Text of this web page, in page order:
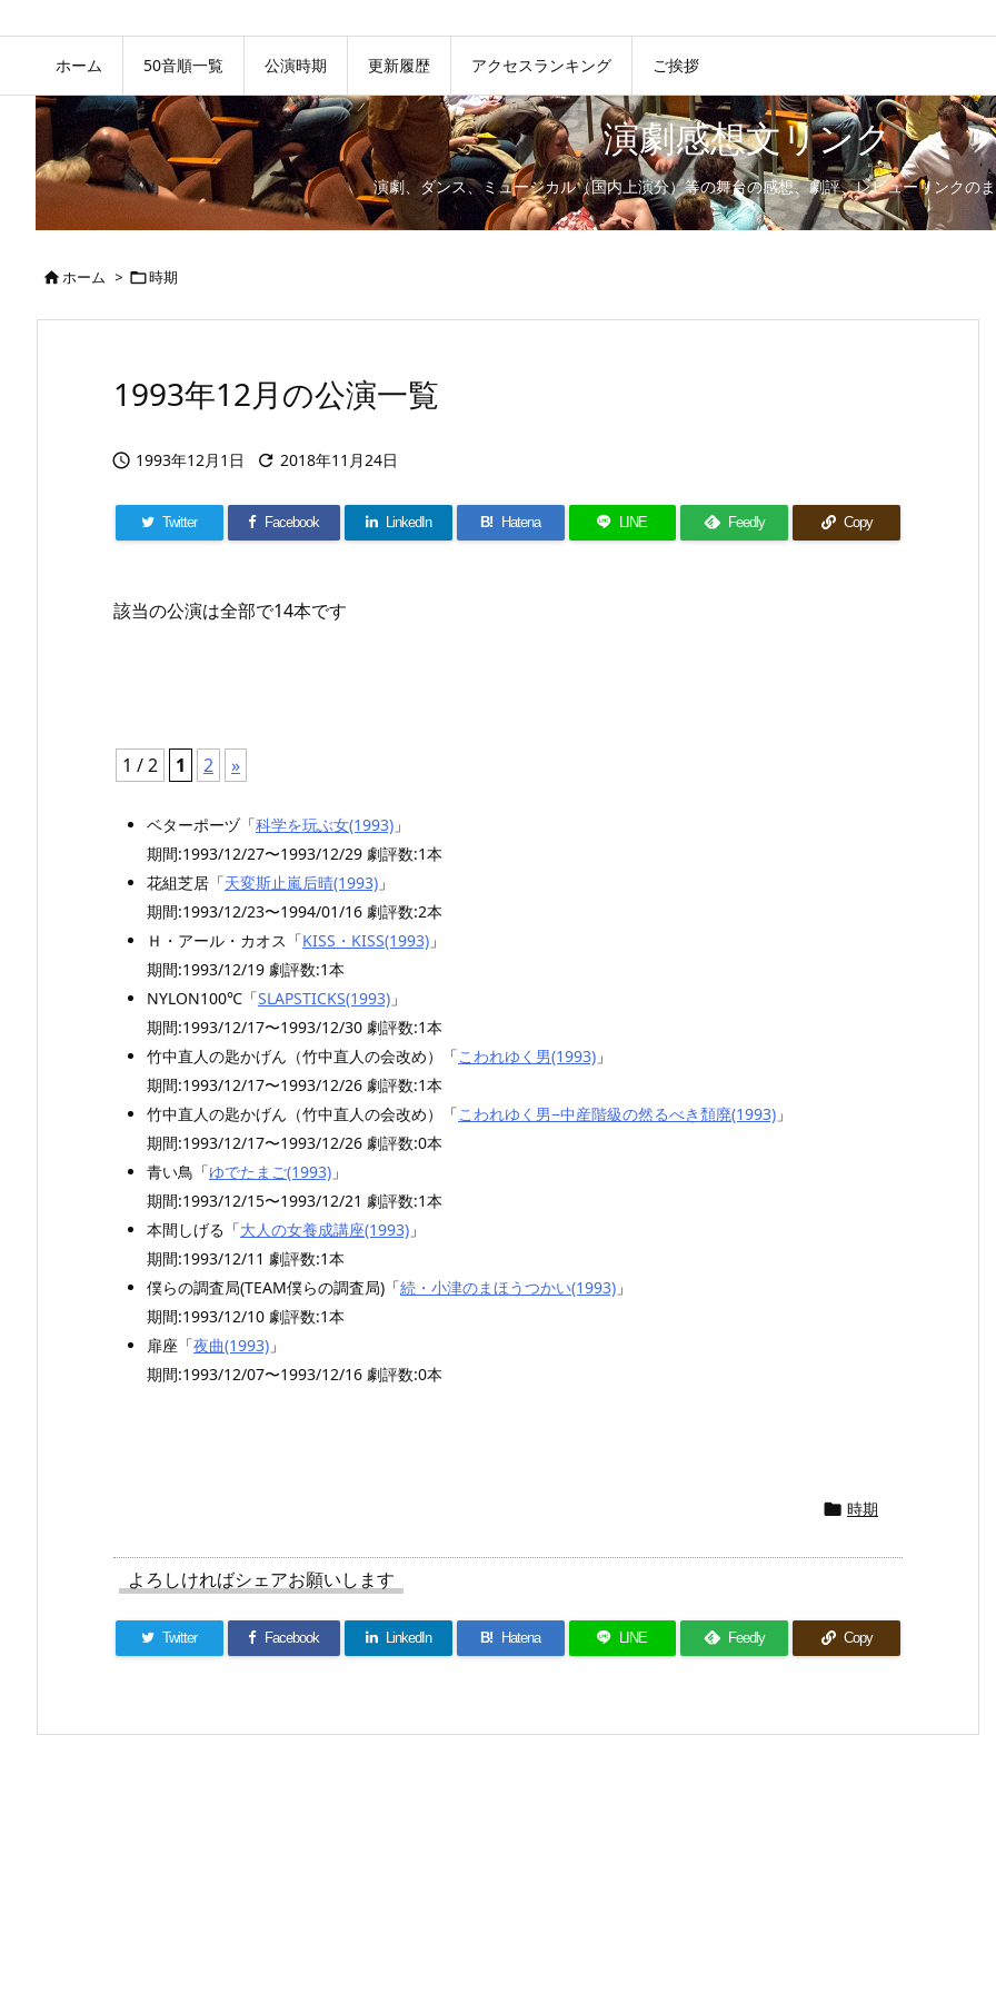
ホーム 50音順一覧 公演時期 更新履歴 アクセスランキング ご挨拶
演劇感想文リンク
演劇、ダンス、ミュージカル（国内上演分）等の舞台の感想、劇評、レビューリンクの
ホーム > 時期
1993年12月の公演一覧
 1993年12月1日  2018年11月24日
Twitter Facebook LinkedIn B! Hatena LINE Feedly Copy
該当の公演は全部で14本です
1 / 2 1 2 »
ベターポーヅ「科学を玩ぶ女(1993) 」
期間:1993/12/27〜1993/12/29 劇評数:1本
花組芝居「天変斯止嵐后晴(1993) 」
期間:1993/12/23〜1994/01/16 劇評数:2本
Ｈ・アール・カオス「KISS・KISS(1993) 」
期間:1993/12/19 劇評数:1本
NYLON100℃「SLAPSTICKS(1993) 」
期間:1993/12/17〜1993/12/30 劇評数:1本
竹中直人の匙かげん（竹中直人の会改め）「こわれゆく男(1993) 」
期間:1993/12/17〜1993/12/26 劇評数:1本
竹中直人の匙かげん（竹中直人の会改め）「こわれゆく男−中産階級の然るべき頽廃(1993) 」
期間:1993/12/17〜1993/12/26 劇評数:0本
青い鳥「ゆでたまご(1993) 」
期間:1993/12/15〜1993/12/21 劇評数:1本
本間しげる「大人の女養成講座(1993) 」
期間:1993/12/11 劇評数:1本
僕らの調査局(TEAM僕らの調査局)「続・小津のまほうつかい(1993) 」
期間:1993/12/10 劇評数:1本
扉座「夜曲(1993) 」
期間:1993/12/07〜1993/12/16 劇評数:0本
 時期
よろしければシェアお願いします
Twitter Facebook LinkedIn B! Hatena LINE Feedly Copy